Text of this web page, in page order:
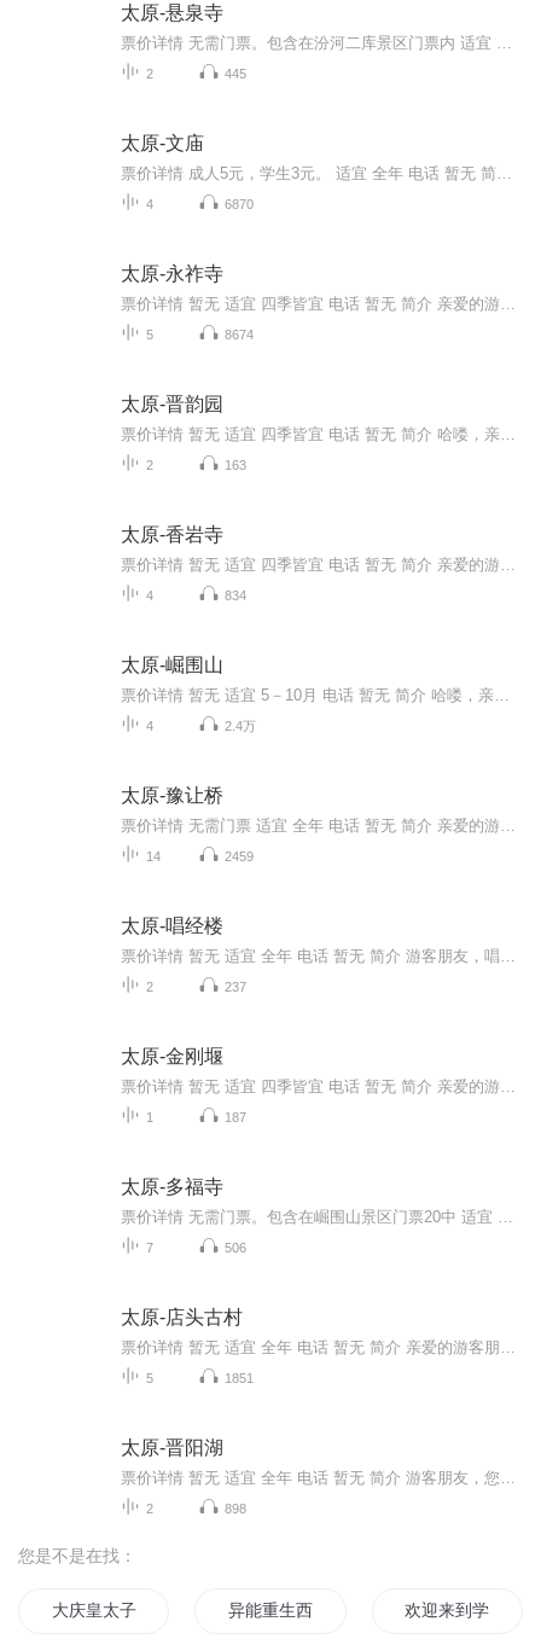
太原-悬泉寺
2 445
太原-文庙
4 6870
太原-永祚寺
5 8674
太原-晋韵园
2 163
太原-香岩寺
4 834
太原-崛围山
4 2.4万
太原-豫让桥
14 2459
太原-唱经楼
2 237
太原-金刚堰
1 187
太原-多福寺
7 506
太原-店头古村
5 1851
太原-晋阳湖
2 898
您是不是在找：
大庆皇太子 异能重生西门庆 欢迎来到学园都市